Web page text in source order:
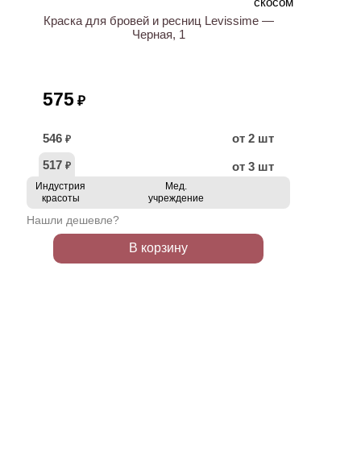
Краска для бровей и ресниц Levissime —
Черная, 1
575 ₽
546 ₽
от 2 шт
517 ₽ от 3 шт
Индустрия
красоты
Мед.
учреждение
Нашли дешевле?
В корзину